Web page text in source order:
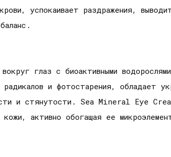
успокаивает раздражения,
глаз с биоактивными
и фотостарения, обладает
и стянутости. Sea Mineral Eye
активно обогащая ее